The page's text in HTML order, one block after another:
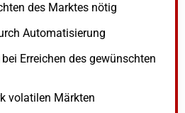
des Marktes nötig
Automatisierung
Erreichen des gewünschten
volatilen Märkten